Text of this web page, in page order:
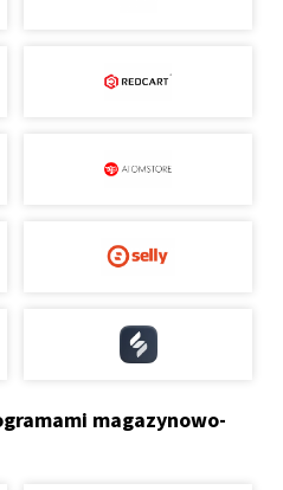
magazynowo-